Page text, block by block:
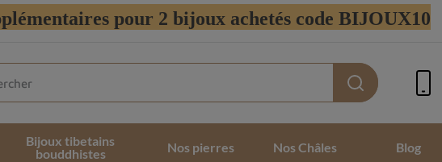
pour 2 bijoux achetés code BIJOUX10
Bijoux tibetains
bouddhistes
Nos pierres Nos Châles Blog